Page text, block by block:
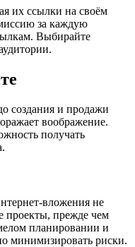
их ссылки на своём
за каждую
Выбирайте
создания и продажи
воображение.
получать
вложения не
проекты, прежде чем
планировании и
минимизировать риски.